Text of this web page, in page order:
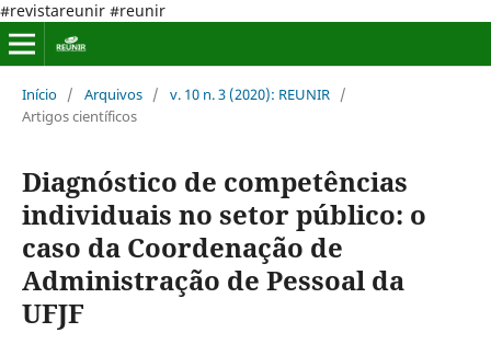
#revistareunir #reunir
Início / Arquivos / v. 10 n. 3 (2020): REUNIR /
Artigos científicos
Diagnóstico de competências
individuais no setor público: o
caso da Coordenação de
Administração de Pessoal da
UFJF